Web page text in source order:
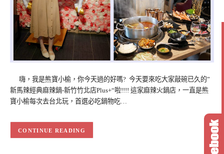
嗨，我是熊寶小榆，你今天過的好嗎? 今天要來吃大家敲碗已久的”
新馬辣經典麻辣鍋-新竹竹北店Plus+“啦!!!! 這家麻辣火鍋店，一直是熊
寶小榆每次去台北玩，首選必吃鍋物吃…
CONTINUE READING